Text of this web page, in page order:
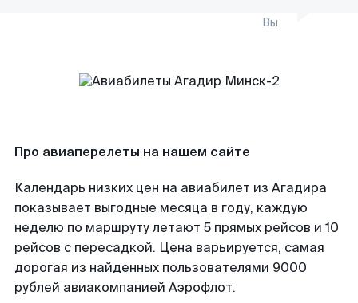
Вы
Про авиаперелеты на нашем сайте
Календарь низких цен на авиабилет из Агадира
показывает выгодные месяца в году, каждую
неделю по маршруту летают 5 прямых рейсов и 10
рейсов с пересадкой. Цена варьируется, самая
дорогая из найденных пользователями 9000
рублей авиакомпанией Аэрофлот.